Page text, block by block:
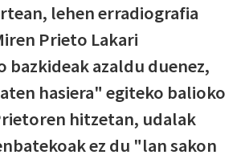
lehen erradiografia
Prieto Lakari
bazkideak azaldu duenez,
hasiera" egiteko balioko
hitzetan, udalak
ez du "lan sakon